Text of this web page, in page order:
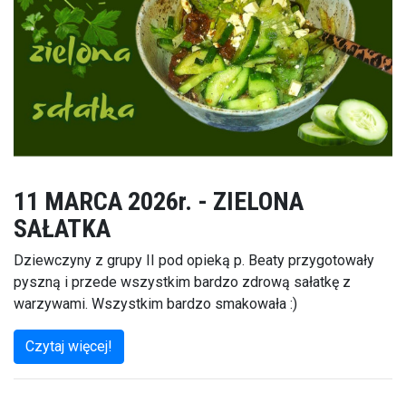
11 MARCA 2026r. - ZIELONA
SAŁATKA
Dziewczyny z grupy II pod opieką p. Beaty przygotowały
pyszną i przede wszystkim bardzo zdrową sałatkę z
warzywami. Wszystkim bardzo smakowała :)
Czytaj więcej!